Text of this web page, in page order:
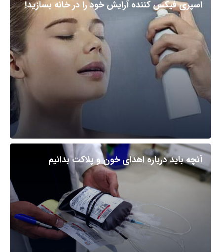
اسپری فیکس کننده آرایش خود را در خانه بسازید!
آنچه باید درباره اهدای خون و پلاکت بدانیم